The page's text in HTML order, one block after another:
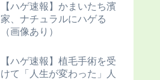
【ハゲ速報】かまいたち濱
家、ナチュラルにハゲる
（画像あり）
【ハゲ速報】植毛手術を受
けて「人生が変わった」人